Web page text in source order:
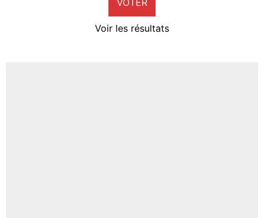
Voir les résultats